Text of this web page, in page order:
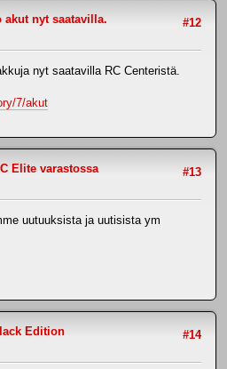
#12
nyt saatavilla.
nyt saatavilla RC Centeristä.
7/akut
#13
Elite varastossa
uutuuksista ja uutisista ym
#14
Edition